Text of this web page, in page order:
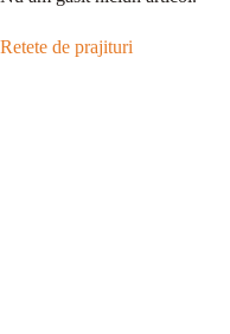
Retete de prajituri